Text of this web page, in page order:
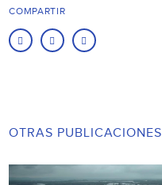
COMPARTIR
OTRAS PUBLICACIONES